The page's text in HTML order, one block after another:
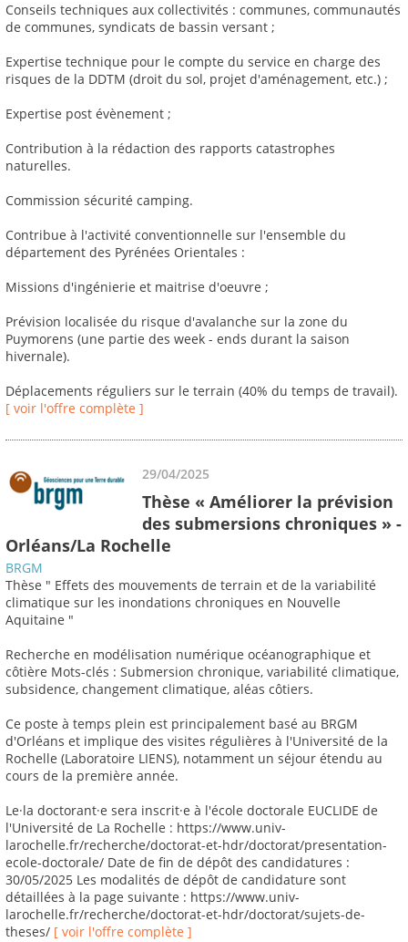
Conseils techniques aux collectivités : communes, communautés
de communes, syndicats de bassin versant ;
Expertise technique pour le compte du service en charge des
risques de la DDTM (droit du sol, projet d'aménagement, etc.) ;
Expertise post évènement ;
Contribution à la rédaction des rapports catastrophes
naturelles.
Commission sécurité camping.
Contribue à l'activité conventionnelle sur l'ensemble du
département des Pyrénées Orientales :
Missions d'ingénierie et maitrise d'oeuvre ;
Prévision localisée du risque d'avalanche sur la zone du
Puymorens (une partie des week - ends durant la saison
hivernale).
Déplacements réguliers sur le terrain (40% du temps de travail).
[ voir l'offre complète ]
29/04/2025
Thèse « Améliorer la prévision
des submersions chroniques » -
Orléans/La Rochelle
BRGM
Thèse " Effets des mouvements de terrain et de la variabilité
climatique sur les inondations chroniques en Nouvelle
Aquitaine "
Recherche en modélisation numérique océanographique et
côtière Mots-clés : Submersion chronique, variabilité climatique,
subsidence, changement climatique, aléas côtiers.
Ce poste à temps plein est principalement basé au BRGM
d'Orléans et implique des visites régulières à l'Université de la
Rochelle (Laboratoire LIENS), notamment un séjour étendu au
cours de la première année.
Le·la doctorant·e sera inscrit·e à l'école doctorale EUCLIDE de
l'Université de La Rochelle : https://www.univ-
larochelle.fr/recherche/doctorat-et-hdr/doctorat/presentation-
ecole-doctorale/ Date de fin de dépôt des candidatures :
30/05/2025 Les modalités de dépôt de candidature sont
détaillées à la page suivante : https://www.univ-
larochelle.fr/recherche/doctorat-et-hdr/doctorat/sujets-de-
theses/ [ voir l'offre complète ]